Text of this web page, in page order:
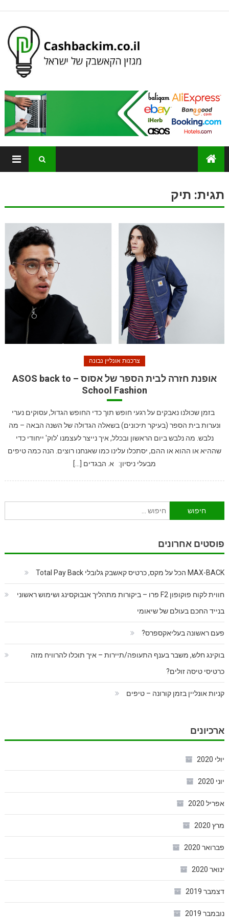
תגית: תיק
צרכנות אונליין נבונה
אופנת חזרה לבית הספר של אסוס – ASOS back to
School Fashion
בזמן שכולנו נאבקים על רגעי חופש תוך כדי החופש הגדול, עסוקים נערי
ונערות בית הספר (בעיקר תיכונים) בשאלה הגדולה של השנה הבאה – מה
נלבש. מה נלבש ביום הראשון ובכלל, איך נייצר לעצמנו 'לוק' ייחודי כדי
שההיא או ההוא או ההם, יסתכלו עלינו כמו שאנחנו רוצים. הנה כמה טיפים
מבעלי ניסיון: א. הבגדים […]
חיפוש:
פוסטים אחרונים
MAX-BACK הכל על מקס, כרטיס קאשבק גלובלי Total Pay Back
חווית לקוח פוקופון F2 פרו – ביקורות מתהליך אנבוקסינג ושימוש ראשוני
בנייד החכם בעולם של שיאומי
פעם ראשונה בעליאקספרס?
בוקינג חלש, משבר בענף התעופה/תיירות – איך תוכלו להרוויח מזה
כרטיסי טיסה זולים?
קניות אונליין בזמן קורונה – טיפים
ארכיונים
יולי 2020
יוני 2020
אפריל 2020
מרץ 2020
פברואר 2020
ינואר 2020
דצמבר 2019
נובמבר 2019